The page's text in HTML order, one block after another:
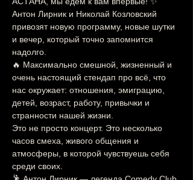
Антон Лирник и Николай Козловский
привозят новую программу, новые шутки
и вечер, который точно запомнится
надолго.
🔥 Максимально смешной, жизненный и
очень настоящий стендап про всё, что
нас окружает: отношения, эмиграцию,
детей, возраст, работу, привычки и
странности нашей жизни.
Это не просто концерт. Это несколько
часов смеха, живого общения и
атмосферы, в которой чувствуешь себя
среди своих.